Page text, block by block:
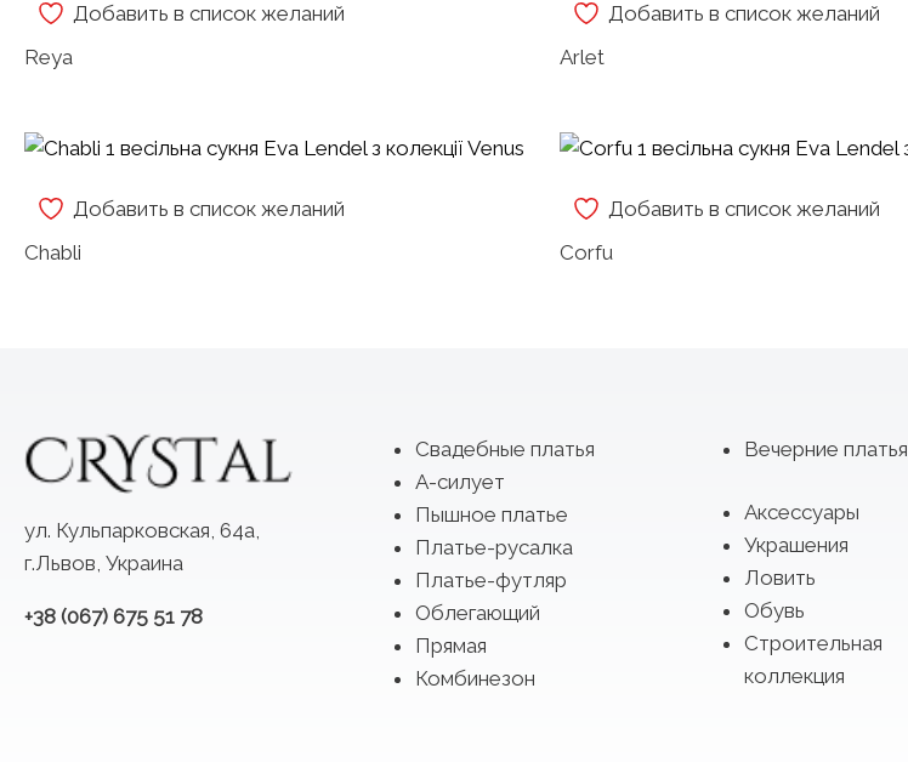
Добавить в список желаний
Reya
Добавить в список желаний
Arlet
Добавить в список желаний
Chabli
Добавить в список желаний
Corfu
ул. Кульпарковская, 64а,
г.Львов, Украина
+38 (067) 675 51 78
Свадебные платья
А-силует
Пышное платье
Платье-русалка
Платье-футляр
Облегающий
Прямая
Комбинезон
Вечерние платья
Аксессуары
Украшения
Ловить
Обувь
Строительная
коллекция